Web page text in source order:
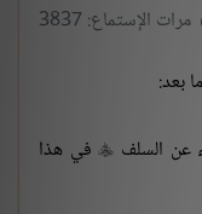
مرات الإستماع: 3837
بعد:
عن السلف في هذا